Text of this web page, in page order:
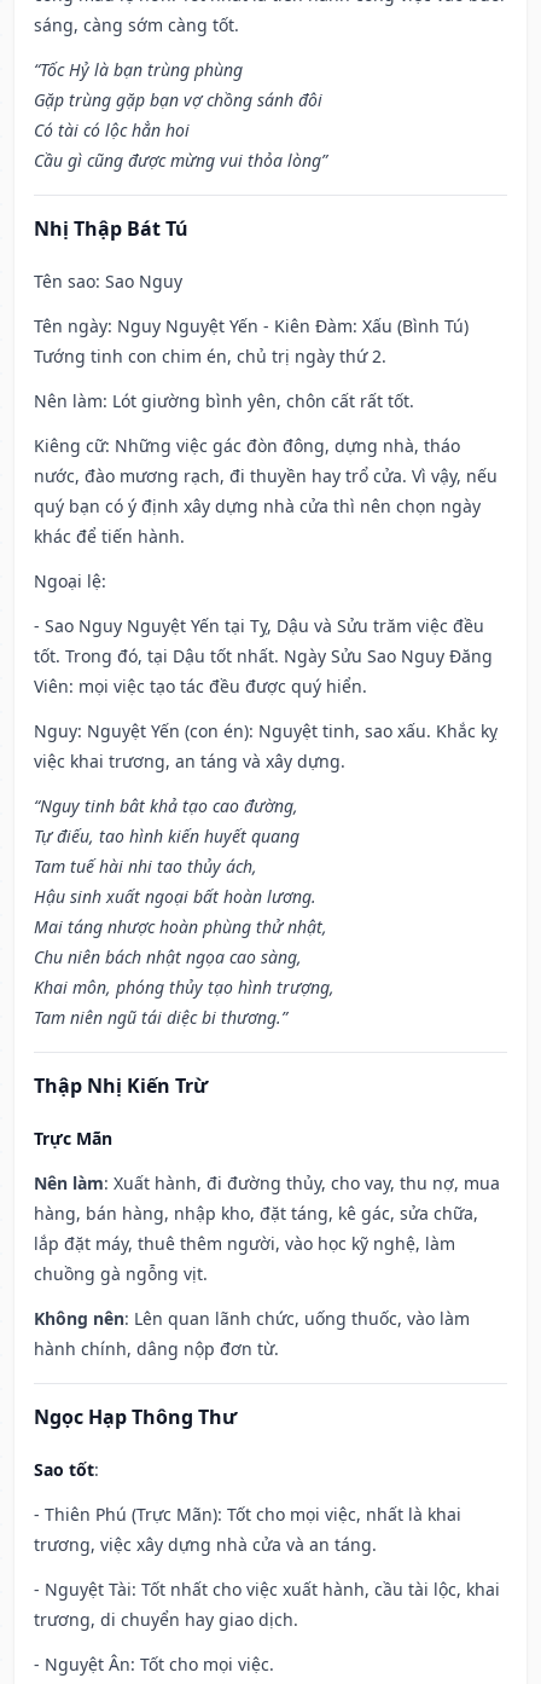
sáng, càng sớm càng tốt.
“Tốc Hỷ là bạn trùng phùng
Gặp trùng gặp bạn vợ chồng sánh đôi
Có tài có lộc hẳn hoi
Cầu gì cũng được mừng vui thỏa lòng”
Nhị Thập Bát Tú
Tên sao: Sao Nguy
Tên ngày: Nguy Nguyệt Yến - Kiên Đàm: Xấu (Bình Tú)
Tướng tinh con chim én, chủ trị ngày thứ 2.
Nên làm: Lót giường bình yên, chôn cất rất tốt.
Kiêng cữ: Những việc gác đòn đông, dựng nhà, tháo
nước, đào mương rạch, đi thuyền hay trổ cửa. Vì vậy, nếu
quý bạn có ý định xây dựng nhà cửa thì nên chọn ngày
khác để tiến hành.
Ngoại lệ:
- Sao Nguy Nguyệt Yến tại Tỵ, Dậu và Sửu trăm việc đều
tốt. Trong đó, tại Dậu tốt nhất. Ngày Sửu Sao Nguy Đăng
Viên: mọi việc tạo tác đều được quý hiển.
Nguy: Nguyệt Yến (con én): Nguyệt tinh, sao xấu. Khắc kỵ
việc khai trương, an táng và xây dựng.
“Nguy tinh bât khả tạo cao đường,
Tự điếu, tao hình kiến huyết quang
Tam tuế hài nhi tao thủy ách,
Hậu sinh xuất ngoại bất hoàn lương.
Mai táng nhược hoàn phùng thử nhật,
Chu niên bách nhật ngọa cao sàng,
Khai môn, phóng thủy tạo hình trượng,
Tam niên ngũ tái diệc bi thương.”
Thập Nhị Kiến Trừ
Trực Mãn
Nên làm: Xuất hành, đi đường thủy, cho vay, thu nợ, mua
hàng, bán hàng, nhập kho, đặt táng, kê gác, sửa chữa,
lắp đặt máy, thuê thêm người, vào học kỹ nghệ, làm
chuồng gà ngỗng vịt.
Không nên: Lên quan lãnh chức, uống thuốc, vào làm
hành chính, dâng nộp đơn từ.
Ngọc Hạp Thông Thư
Sao tốt:
- Thiên Phú (Trực Mãn): Tốt cho mọi việc, nhất là khai
trương, việc xây dựng nhà cửa và an táng.
- Nguyệt Tài: Tốt nhất cho việc xuất hành, cầu tài lộc, khai
trương, di chuyển hay giao dịch.
- Nguyệt Ân: Tốt cho mọi việc.